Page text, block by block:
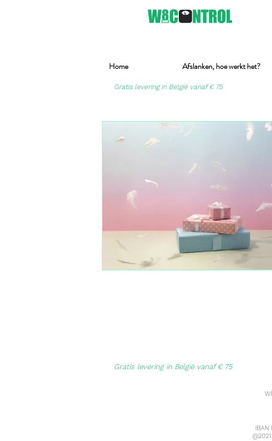
Home Afslanken, hoe werkt het?
Gratis levering in België vanaf € 75
Gratis levering in België vanaf € 75